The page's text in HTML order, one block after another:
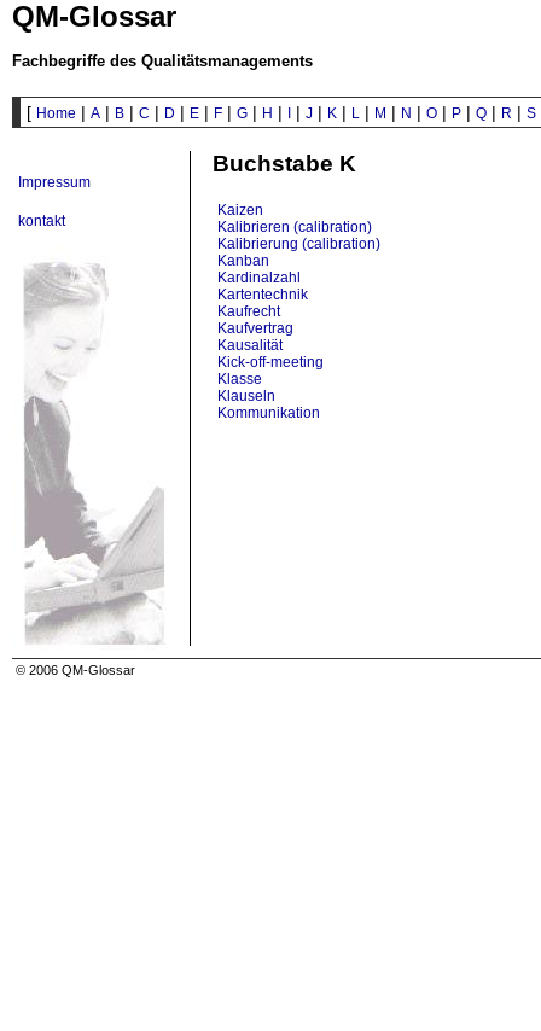
QM-Glossar
Fachbegriffe des Qualitätsmanagements
[ Home | A| B| C | D | E| F| G| H | | J| K | L | M | N | O| P| Q| R | S
Impressum
kontakt
Buchstabe K
Kaizen
Kalibrieren (calibration)
Kalibrierung (calibration)
Kanban
Kardinalzahl
Kartentechnik
Kaufrecht
Kaufvertrag
Kausalität
Kick-off-meeting
Klasse
Klauseln
Kommunikation
© 2006 QM-Glossar